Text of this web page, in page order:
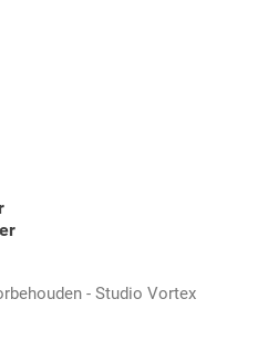
- Studio Vortex